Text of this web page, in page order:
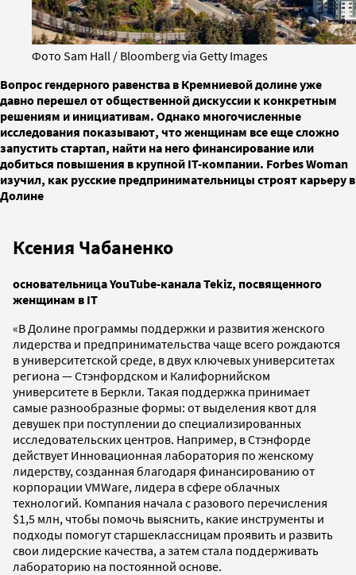
Фото Sam Hall / Bloomberg via Getty Images
Вопрос гендерного равенства в Кремниевой долине уже
давно перешел от общественной дискуссии к конкретным
решениям и инициативам. Однако многочисленные
исследования показывают, что женщинам все еще сложно
запустить стартап, найти на него финансирование или
добиться повышения в крупной IT-компании. Forbes Woman
изучил, как русские предпринимательницы строят карьеру в
Долине
Ксения Чабаненко
основательница YouTube-канала Tekiz, посвященного
женщинам в IT
«В Долине программы поддержки и развития женского
лидерства и предпринимательства чаще всего рождаются
в университетской среде, в двух ключевых университетах
региона — Стэнфордском и Калифорнийском
университете в Беркли. Такая поддержка принимает
самые разнообразные формы: от выделения квот для
девушек при поступлении до специализированных
исследовательских центров. Например, в Стэнфорде
действует Инновационная лаборатория по женскому
лидерству, созданная благодаря финансированию от
корпорации VMWare, лидера в сфере облачных
технологий. Компания начала с разового перечисления
$1,5 млн, чтобы помочь выяснить, какие инструменты и
подходы помогут старшеклассницам проявить и развить
свои лидерские качества, а затем стала поддерживать
лабораторию на постоянной основе.